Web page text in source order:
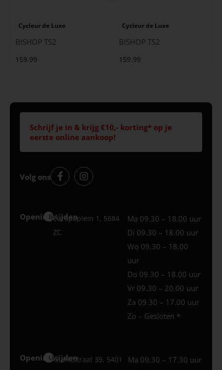
Cycleur de Luxe
BISHOP TS2
159.99
Cycleur de Luxe
BISHOP TS2
159.99
Schrijf je in & krijg €10,- korting* op je
eerste online aankoop!
Volg ons
Openingstijden
Best
Europaplein 1, 5684
ZC
Ma 09.30 – 18.00 uur
Di 09.30 – 18.00 uur
Wo 09.30 – 18.00
uur
Do 09.30 – 18.00 uur
Vr 09.30 – 20.00 uur
Za 09.30 – 17.00 uur
Zo – Gesloten *
Openingstijden
Uden
Marktstraat 39, 5401
Ma 09.30 – 17.30 uur